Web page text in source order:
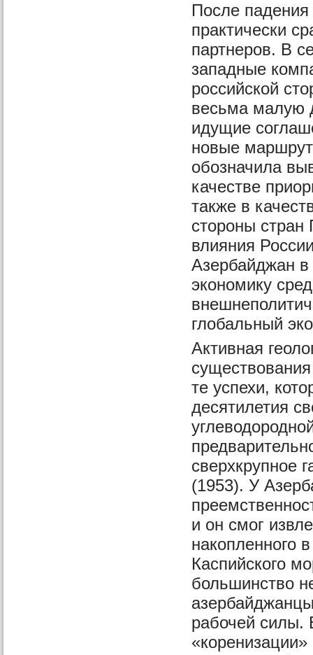
После падения
практически
партнеров. В
западные
российской
весьма малую
идущие
новые
обозначила
качестве
также в
стороны стран
влияния
Азербайджан в
экономику
глобальный
Активная
те успехи,
десятилетия
сверхкрупное
(1953). У
и он смог
накопленного
Каспийского
большинство
рабочей силы.